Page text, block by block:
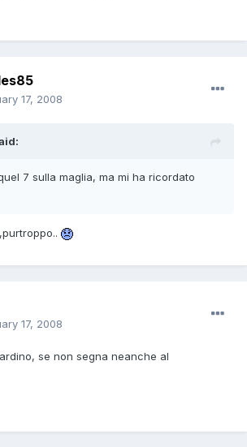
17, 2008
7 sulla maglia, ma mi ha ricordato
17, 2008
se non segna neanche al